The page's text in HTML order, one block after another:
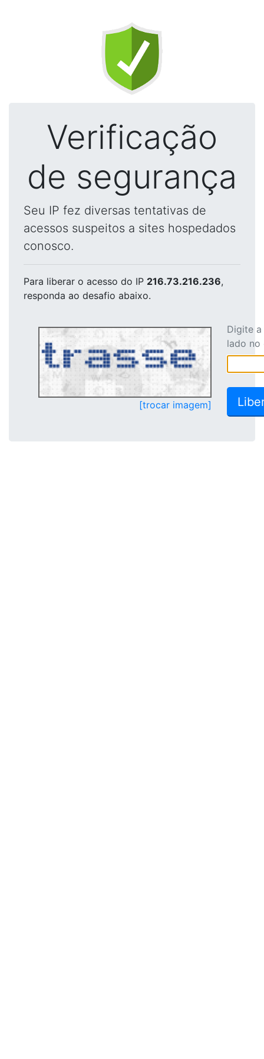
Verificação
de segurança
Seu IP fez diversas tentativas de
acessos suspeitos a sites hospedados
conosco.
Para liberar o acesso do IP 216.73.216.236,
responda ao desafio abaixo.
[trocar imagem]
Digite
lado no